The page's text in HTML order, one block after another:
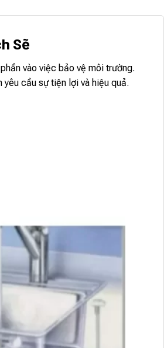
Sẽ
vào việc bảo vệ môi trường.
cầu sự tiện lợi và hiệu quả.